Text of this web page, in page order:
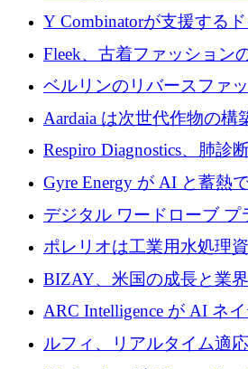
ス、支払いを統合するた
Y Combinatorが支援する
ップFintoが340万ドルを
ーではなくミュンヘンを
Fleek、古着ファッション
万ドルを確保
ベルリンのリバースファ
維仕分け規模拡大に7桁の
Aardaia は次世代作物の構
寄付
Respiro Diagnostics、肺診
100 万ポンドを確保
Gyre Energy が AI と蓄熱
を削減するために 130 万
デジタル ワードローブ プ
1,000 万人のユーザーに
700 万ドルを獲得
ポレリオは工業用水処理
万ユーロを確保
BIZAY、米国の成長と業
めに5,500万ドルを確保
ARC Intelligence が AI ネ
ットフォームを拡大する
ルフィ、リアルタイム適